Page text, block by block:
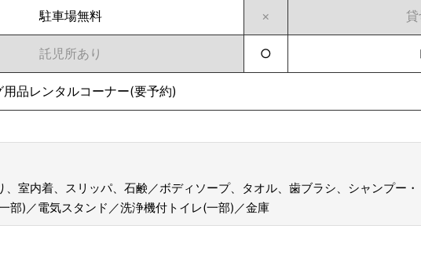
駐車場無料 ×
託児所あり ○
品レンタルコーナー(要予約)
、室内着、スリッパ、石鹸／ボディソープ、タオル、歯ブラシ、シャンプー
部)／電気スタンド／洗浄機付トイレ(一部)／金庫